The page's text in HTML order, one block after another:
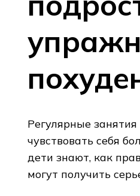
Регулярные
чувствовать себя
дети знают, как
могут получить